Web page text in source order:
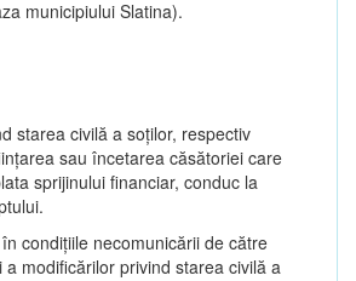
municipiului Slatina).
starea civilă a soților, respectiv
sau încetarea căsătoriei care
sprijinului financiar, conduc la
condițiile necomunicării de către
modificărilor privind starea civilă a